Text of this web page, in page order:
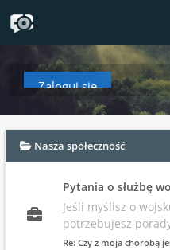
Zaloguj się
aby zobaczyć w tym miejscu
Nasza społeczność
Pytania o służbę
Jeśli myślisz o
potrzebujesz
Re: Czy z moja chorobą